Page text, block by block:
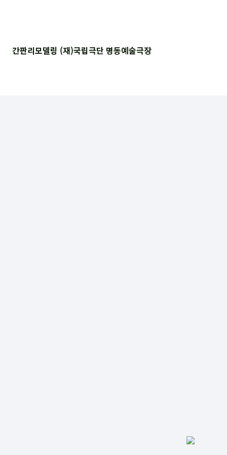
간판리모델링 (재)국립극단 명동예술극장